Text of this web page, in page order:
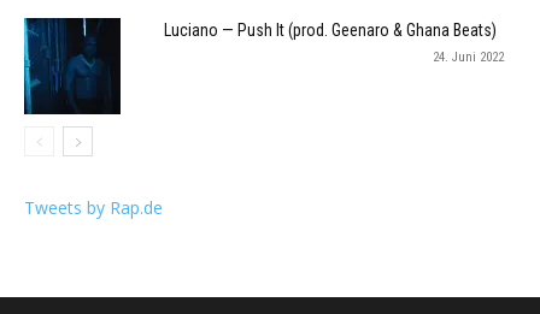
Luciano — Push It (prod. Geenaro & Ghana Beats)
24. Juni 2022
Tweets by Rap.de